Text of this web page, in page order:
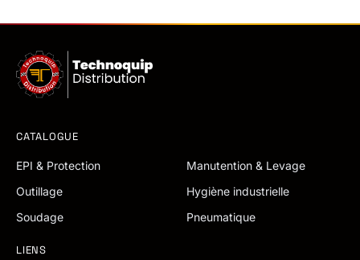
CATALOGUE
EPI & Protection
Manutention & Levage
Outillage
Hygiène industrielle
Soudage
Pneumatique
LIENS